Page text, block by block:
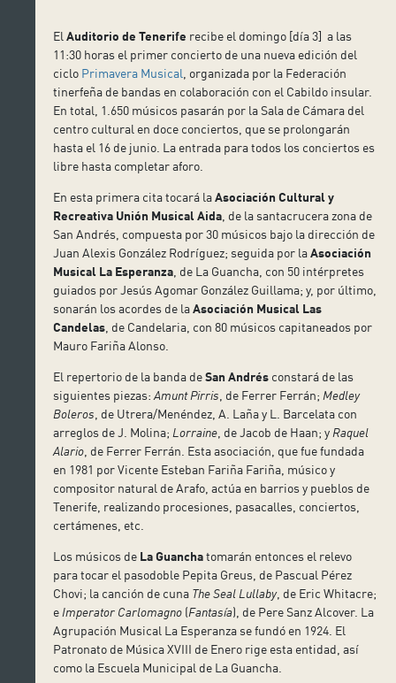
ElAuditorio de Tenerife recibe el domingo [día 3] a las
11:30 horas el primer concierto de una nueva edición del
ciclo Primavera Musical , organizada por la Federación
tinerfeña de bandas en colaboración con el Cabildo insular.
En total, 1.650 músicos pasarán por la Sala de Cámara del
centro cultural en doce conciertos, que se prolongarán
hasta el 16 de junio. La entrada para todos los conciertos es
libre hasta completar aforo.
En esta primera cita tocará laAsociación Cultural y
Recreativa Unión Musical Aida , de la santacrucera zona de
San Andrés, compuesta por 30 músicos bajo la dirección de
Juan Alexis González Rodríguez; seguida por laAsociación
Musical La Esperanza , de La Guancha, con 50 intérpretes
guiados por Jesús Agomar González Guillama; y, por último,
sonarán los acordes de laAsociación Musical Las
Candelas , de Candelaria, con 80 músicos capitaneados por
Mauro Fariña Alonso.
El repertorio de la banda deSan Andrés constará de las
siguientes piezas:Amunt Pirris , de Ferrer Ferrán; Medley
Boleros , de Utrera/Menéndez, A. Laña y L. Barcelata con
arreglos de J. Molina; Lorraine , de Jacob de Haan; y Raquel
Alario , de Ferrer Ferrán. Esta asociación, que fue fundada
en 1981 por Vicente Esteban Fariña Fariña, músico y
compositor natural de Arafo, actúa en barrios y pueblos de
Tenerife, realizando procesiones, pasacalles, conciertos,
certámenes, etc.
Los músicos de La Guanchatomarán entonces el relevo
para tocar el pasodoble Pepita Greus, de Pascual Pérez
Chovi; la canción de cuna The Seal Lullaby, de Eric Whitacre;
e Imperator Carlomagno (Fantasía), de Pere Sanz Alcover. La
Agrupación Musical La Esperanza se fundó en 1924. El
Patronato de Música XVIII de Enero rige esta entidad, así
como la Escuela Municipal de La Guancha.